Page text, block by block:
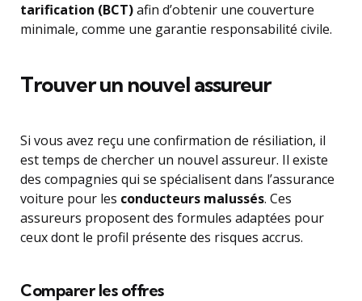
tarification (BCT)afin d’obtenir une couverture
minimale, comme une garantie responsabilité civile.
Trouver un nouvel assureur
Si vous avez reçu une confirmation de résiliation, il
est temps de chercher un nouvel assureur. Il existe
des compagnies qui se spécialisent dans l’assurance
voiture pour les conducteurs malussés. Ces
assureurs proposent des formules adaptées pour
ceux dont le profil présente des risques accrus.
Comparer les offres